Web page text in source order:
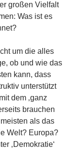
großen Vielfalt
Was ist es
um die alles
ob und wie das
kann, dass
unterstützt
dem ‚ganz
brauchen
als das
Welt? Europa?
‚Demokratie‘